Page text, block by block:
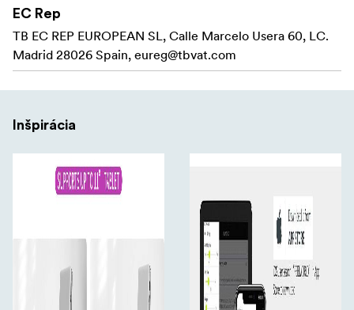
4 x Foam rings
1x Magnetic smartphone clamp
1x Bluetooth Remote Controller
EC Rep
TB EC REP EUROPEAN SL, Calle Marcelo Usera 60, LC.
Madrid 28026 Spain, eureg@tbvat.com
Inšpirácia